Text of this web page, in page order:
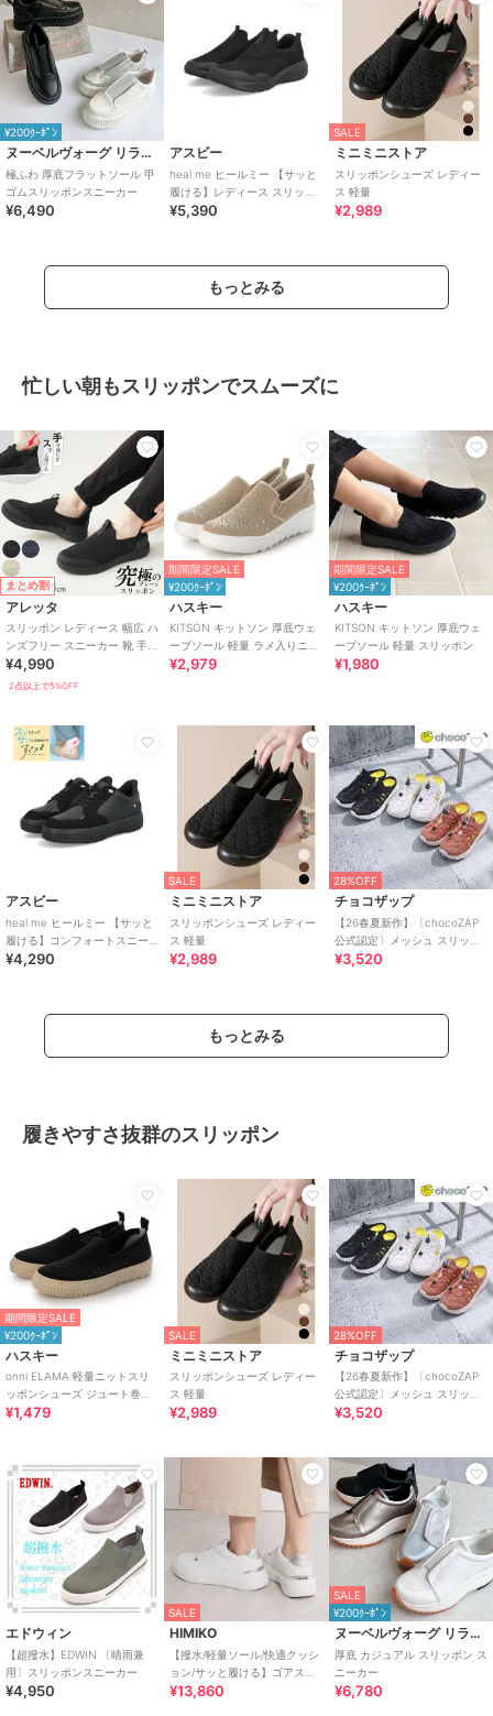
¥200ｸｰﾎﾟﾝ
ヌーベルヴォーグ リラックス
極ふわ 厚底フラットソール 甲
ゴムスリッポンスニーカー
¥6,490
アスビー
heal me ヒールミー 【サッと
履ける】レディース スリッポ
ンスニーカー 幅広3E 軽量
¥5,390
SALE
ミニミニストア
スリッポンシューズ レディー
ス 軽量
¥2,989
もっとみる
忙しい朝もスリッポンでスムーズに
まとめ割
アレッタ
スリッポン レディース 幅広 ハ
ンズフリー スニーカー 靴 手を
使わず履ける プレーン きれい
め
¥4,990
2点以上で5%OFF
期間限定SALE
¥200ｸｰﾎﾟﾝ
ハスキー
KITSON キットソン 厚底ウェ
ーブソール 軽量 ラメ入りニッ
ト スリッポン
¥2,979
期間限定SALE
¥200ｸｰﾎﾟﾝ
ハスキー
KITSON キットソン 厚底ウェ
ーブソール 軽量 スリッポン
¥1,980
アスビー
heal me ヒールミー 【サッと
履ける】コンフォートスニー
カー【幅広3E/軽量/滑りにく
¥4,290
SALE
ミニミニストア
スリッポンシューズ レディー
ス 軽量
¥2,989
28%OFF
チョコザップ
【26春夏新作】〔chocoZAP
公式認定〕メッシュ スリッポ
ン スニーカーサンダル
¥3,520
もっとみる
履きやすさ抜群のスリッポン
期間限定SALE
¥200ｸｰﾎﾟﾝ
ハスキー
onni ELAMA 軽量ニットスリ
ッポンシューズ ジュート巻き
風 エスパドリーユ
¥1,479
SALE
ミニミニストア
スリッポンシューズ レディー
ス 軽量
¥2,989
28%OFF
チョコザップ
【26春夏新作】〔chocoZAP
公式認定〕メッシュ スリッポ
ン スニーカーサンダル
¥3,520
エドウィン
【超撥水】EDWIN 〔晴雨兼
用〕スリッポンスニーカー
¥4,950
SALE
HIMIKO
【撥水/軽量ソール/快適クッシ
ョン/サッと履ける】ゴアスリ
ッポンスニーカー/657103
¥13,860
SALE
¥200ｸｰﾎﾟﾝ
ヌーベルヴォーグ リラックス
厚底 カジュアル スリッポン ス
ニーカー
¥6,780